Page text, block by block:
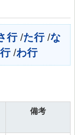
プ
行/た行/な
/わ行
備考